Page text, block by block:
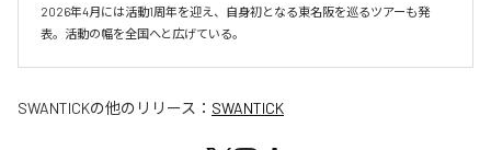
2026年4月には活動1周年を迎え、自身初となる東名阪を巡るツアーも発
表。活動の幅を全国へと広げている。
SWANTICKの他のリリース： SWANTICK